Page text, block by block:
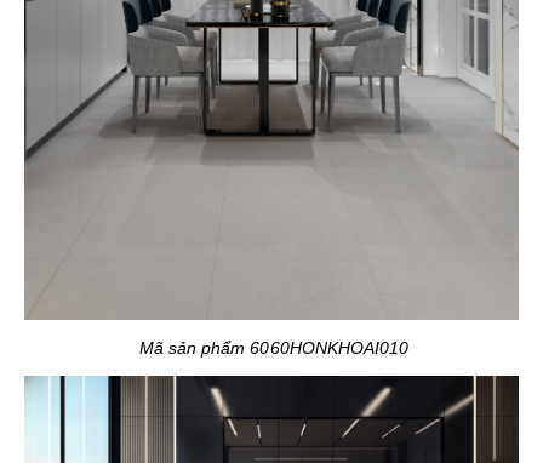
Mã sản phẩm 6060HONKHOAI010